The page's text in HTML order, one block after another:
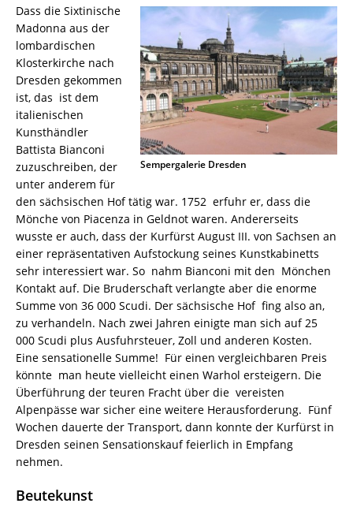
Sempergalerie Dresden
Dass die Sixtinische
Madonna aus der
lombardischen
Klosterkirche nach
Dresden gekommen
ist, das ist dem
italienischen
Kunsthändler
Battista Bianconi
zuzuschreiben, der
unter anderem für
den sächsischen Hof tätig war. 1752 erfuhr er, dass die
Mönche von Piacenza in Geldnot waren. Andererseits
wusste er auch, dass der Kurfürst August III. von Sachsen an
einer repräsentativen Aufstockung seines Kunstkabinetts
sehr interessiert war. So nahm Bianconi mit den Mönchen
Kontakt auf. Die Bruderschaft verlangte aber die enorme
Summe von 36 000 Scudi. Der sächsische Hof fing also an,
zu verhandeln. Nach zwei Jahren einigte man sich auf 25
000 Scudi plus Ausfuhrsteuer, Zoll und anderen Kosten.
Eine sensationelle Summe! Für einen vergleichbaren Preis
könnte man heute vielleicht einen Warhol ersteigern. Die
Überführung der teuren Fracht über die vereisten
Alpenpässe war sicher eine weitere Herausforderung. Fünf
Wochen dauerte der Transport, dann konnte der Kurfürst in
Dresden seinen Sensationskauf feierlich in Empfang
nehmen.
Beutekunst